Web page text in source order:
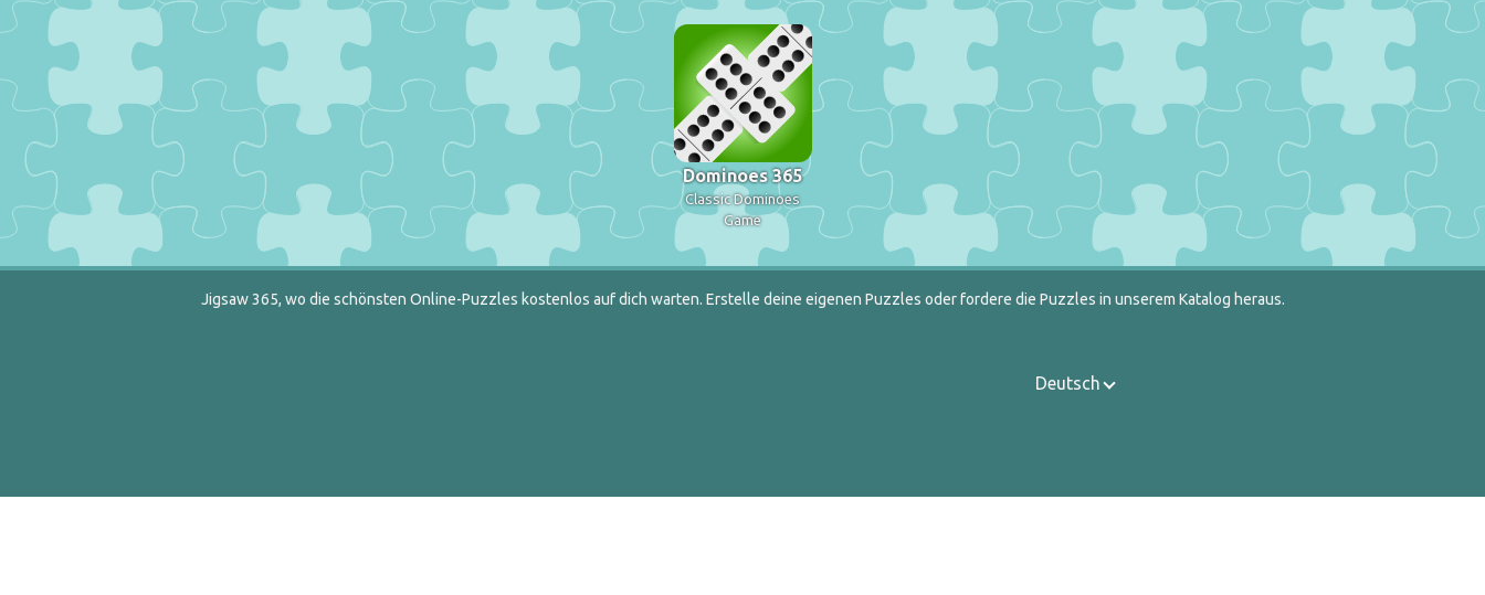
Dominoes 365
Classic Dominoes
Game
Jigsaw 365, wo die schönsten Online-Puzzles kostenlos auf dich warten. Erstelle deine eigenen Puzzles oder fordere die Puzzles in unserem Katalog heraus.
Deutsch